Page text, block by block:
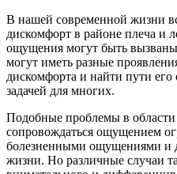
В нашей современной жизни
дискомфорт в районе плеча и
ощущения могут быть
могут иметь разные
дискомфорта и найти пути его
задачей для многих.
Подобные проблемы в области
сопровождаться ощущением
болезненными ощущениями и
жизни. Но различные случаи